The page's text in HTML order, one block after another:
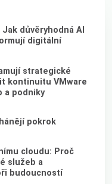
důvěryhodná AI
digitální
strategické
kontinuitu VMware
a podniky
pokrok
cloudu: Proč
služeb a
budoucností